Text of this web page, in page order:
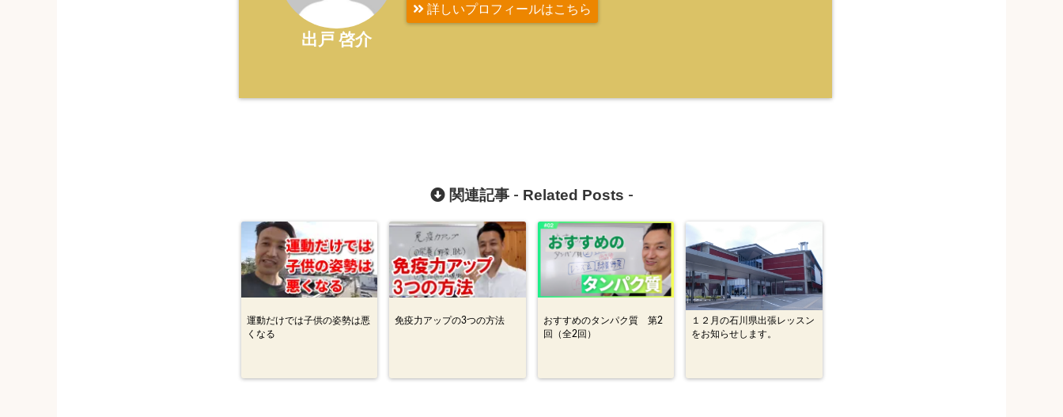
出戸 啓介
詳しいプロフィールはこちら
関連記事 - Related Posts -
運動だけでは子供の姿勢は悪
くなる
免疫力アップの3つの方法
おすすめのタンパク質 第2
回（全2回）
１２月の石川県出張レッスン
をお知らせします。